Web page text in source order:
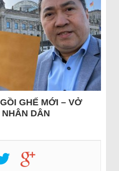
GHẾ MỚI – VỞ
DÂN